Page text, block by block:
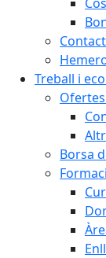
Treball i
Borsa